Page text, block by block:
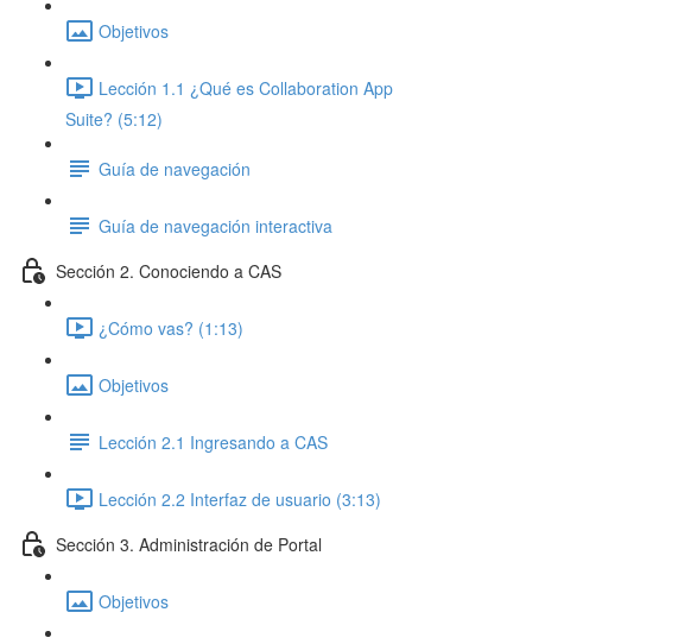
Objetivos
Lección 1.1 ¿Qué es Collaboration App
Suite? (5:12)
Guía de navegación
Guía de navegación interactiva
Sección 2. Conociendo a CAS
¿Cómo vas? (1:13)
Objetivos
Lección 2.1 Ingresando a CAS
Lección 2.2 Interfaz de usuario (3:13)
Sección 3. Administración de Portal
Objetivos